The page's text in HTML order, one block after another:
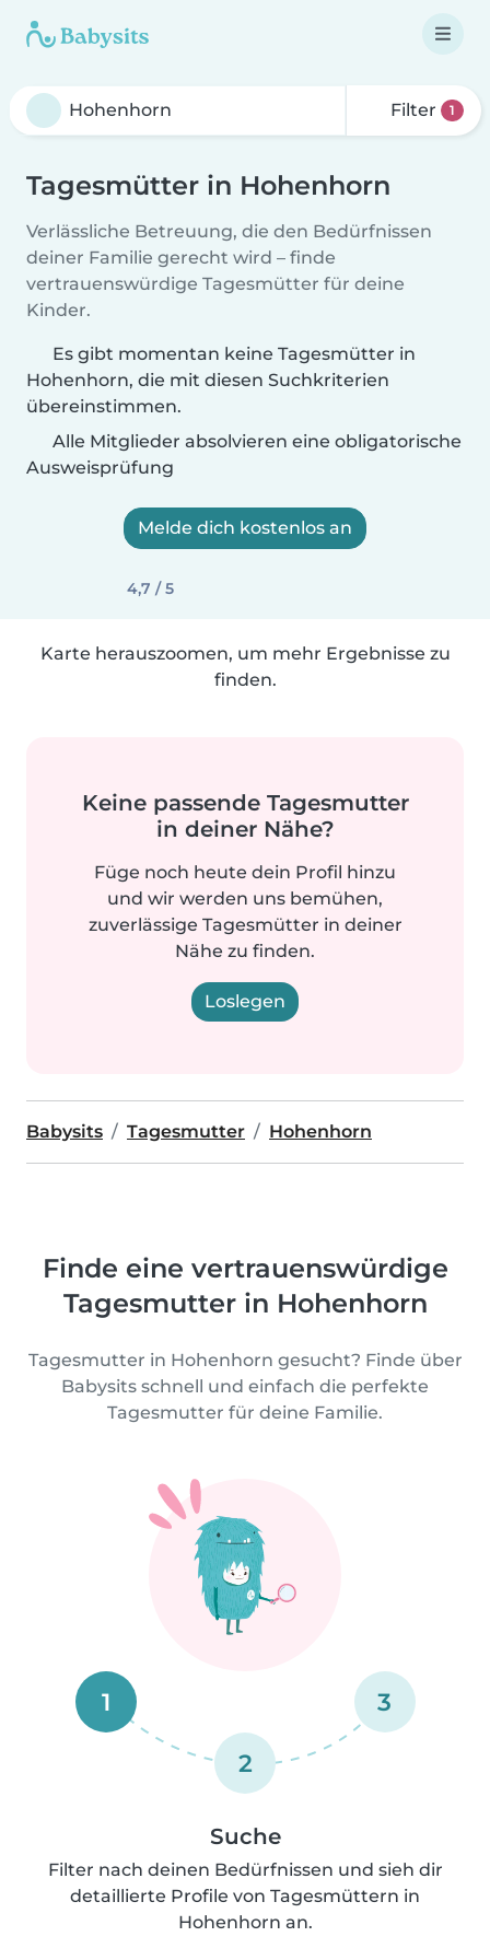
Filter 1
Tagesmütter in Hohenhorn
Verlässliche Betreuung, die den Bedürfnissen
deiner Familie gerecht wird – finde
vertrauenswürdige Tagesmütter für deine
Kinder.
Es gibt momentan keine Tagesmütter in
Hohenhorn, die mit diesen Suchkriterien
übereinstimmen.
Alle Mitglieder absolvieren eine obligatorische
Ausweisprüfung
Melde dich kostenlos an
4,7 / 5
Karte herauszoomen, um mehr Ergebnisse zu
finden.
Keine passende Tagesmutter
in deiner Nähe?
Füge noch heute dein Profil hinzu
und wir werden uns bemühen,
zuverlässige Tagesmütter in deiner
Nähe zu finden.
Loslegen
Babysits Tagesmutter Hohenhorn
Finde eine vertrauenswürdige
Tagesmutter in Hohenhorn
Tagesmutter in Hohenhorn gesucht? Finde über
Babysits schnell und einfach die perfekte
Tagesmutter für deine Familie.
1
2
3
Suche
Filter nach deinen Bedürfnissen und sieh dir
detaillierte Profile von Tagesmüttern in
Hohenhorn an.